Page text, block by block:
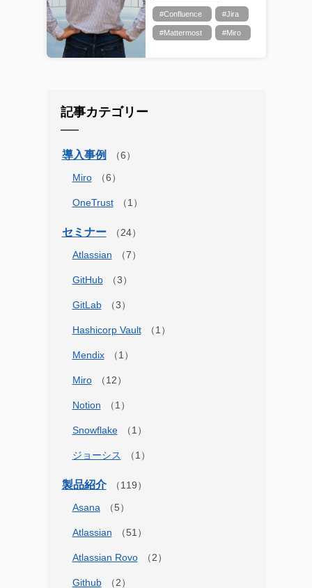
#Confluence #Jira
#Mattermost #Miro
記事カテゴリー
導入事例
Miro
OneTrust
セミナー
Atlassian
GitHub
GitLab
Hashicorp Vault
Mendix
Miro
Notion
Snowflake
ジョーシス
製品紹介
Asana
Atlassian
Atlassian Rovo
Github